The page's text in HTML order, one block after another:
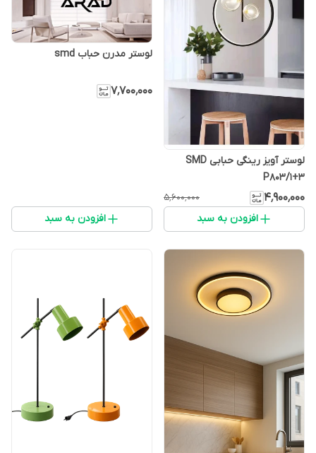
لوستر آویز رینگی حبابی SMD
P803/1+3
۴٬۹۰۰٬۰۰۰ ۵٬۶۰۰٬۰۰۰
افزودن به سبد
لوستر مدرن حباب smd
۷٬۷۰۰٬۰۰۰
افزودن به سبد